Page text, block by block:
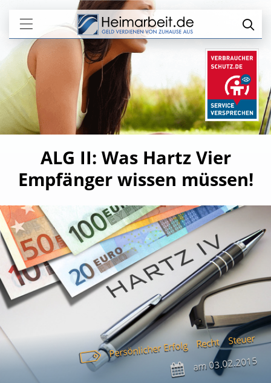
ALG II: Was Hartz Vier
Empfänger wissen müssen!
Persönlicher Erfolg Recht Steuer
am03.02.2015